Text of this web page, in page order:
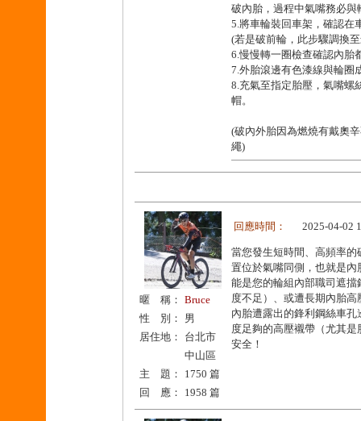
破內胎，過程中氣嘴務必
5.將車輪裝回車架，確認在
(若是破前輪，此步驟調換
6.慢慢轉一圈檢查確認內胎
7.外胎滾邊有色漆線與輪圈
8.充氣至指定胎壓，氣嘴螺
帽。
(破內外胎因為燃燒有戴奧
繩)
暱 稱： Bruce
性 別：
男
居住地：
台北市
中山區
主 題：
1750 篇
回 應：
1958 篇
回應時間： 2025-04-02
當您發生短時間、高頻率
置位於氣嘴同側，也就是
能是您的輪組內部職司遮
度不足）、或遭長期內胎
內胎遭露出的鋒利鋼絲車
度足夠的高壓襯帶（尤其
安全！